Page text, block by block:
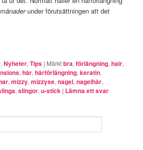
under förutsättningen att det
,Nyheter,Tips | Märktbra,förlängning,hair,
,hår,hårförlängning,keratin,
,mizzy,mizzyse,nagel,nagelhår,
,slingor,u-stick | Lämna ett svar